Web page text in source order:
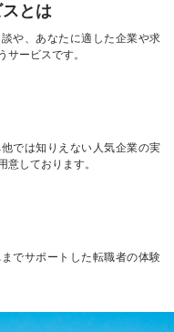
とは
や、あなたに適した企業や求
サービスです。
他では知りえない人気企業の実
意しております。
までサポートした転職者の体験